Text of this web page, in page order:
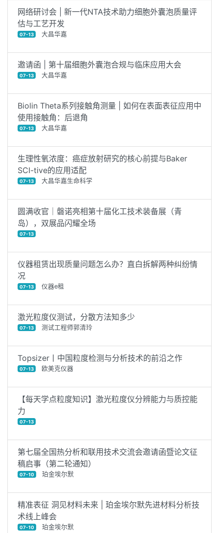
网络研讨会 | 新一代NTA技术助力细胞外囊泡质量评
估与工艺开发
07-13 大昌华嘉
邀请函 | 第十届细胞外囊泡合规与临床应用大会
07-13 大昌华嘉
Biolin Theta系列接触角测量 | 如何在表面表征应用中
使用接触角：后退角
07-13 大昌华嘉
生理性氧浓度：癌症放射研究的核心前提与Baker
SCI-tive的应用适配
07-13 大昌华嘉生命科学
圆满收官｜磐诺亮相第十届化工技术装备展（青
岛），双展品闪耀全场
07-13
仪器租赁出现质量问题怎么办？直白拆解两种纠纷情
况
07-13 仪器e租
激光粒度仪测试，分散方法知多少
07-13 测试工程师郭清玲
Topsizer丨中国粒度检测与分析技术的前沿之作
07-13 欧美克仪器
【每天学点粒度知识】激光粒度仪分辨能力与质控能
力
07-13
第七届全国热分析和联用技术交流会邀请函暨论文征
稿启事（第二轮通知）
07-10 珀金埃尔默
精准表征 洞见材料未来 | 珀金埃尔默先进材料分析技
术线上峰会
07-10 珀金埃尔默